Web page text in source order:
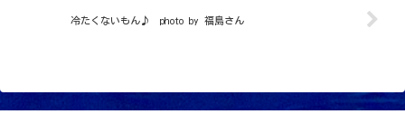
冷たくないもん♪ photo by 福島さん